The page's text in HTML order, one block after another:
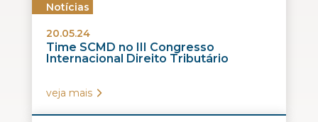
Notícias
20.05.24
Time SCMD no III Congresso
Internacional Direito Tributário
veja mais